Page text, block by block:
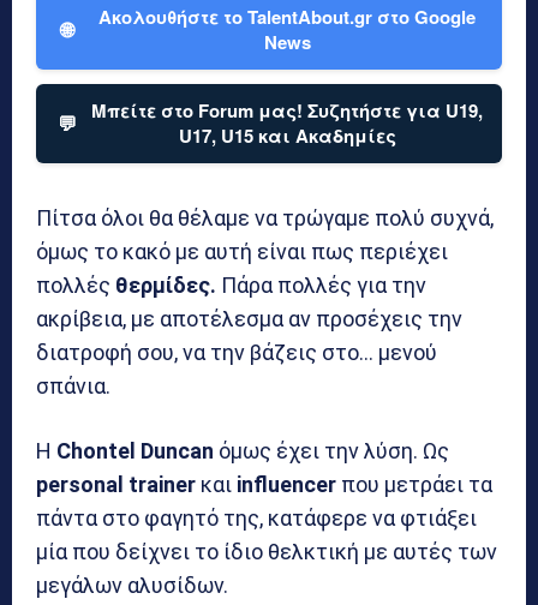
🌐
Ακολουθήστε το TalentAbout.gr στο Google
News
💬
Μπείτε στο Forum μας! Συζητήστε για U19,
U17, U15 και Ακαδημίες
Πίτσα όλοι θα θέλαμε να τρώγαμε πολύ συχνά,
όμως το κακό με αυτή είναι πως περιέχει
πολλές θερμίδες. Πάρα πολλές για την
ακρίβεια, με αποτέλεσμα αν προσέχεις την
διατροφή σου, να την βάζεις στο… μενού
σπάνια.
Η Chontel Duncan όμως έχει την λύση. Ως
personal trainer και influencer που μετράει τα
πάντα στο φαγητό της, κατάφερε να φτιάξει
μία που δείχνει το ίδιο θελκτική με αυτές των
μεγάλων αλυσίδων.